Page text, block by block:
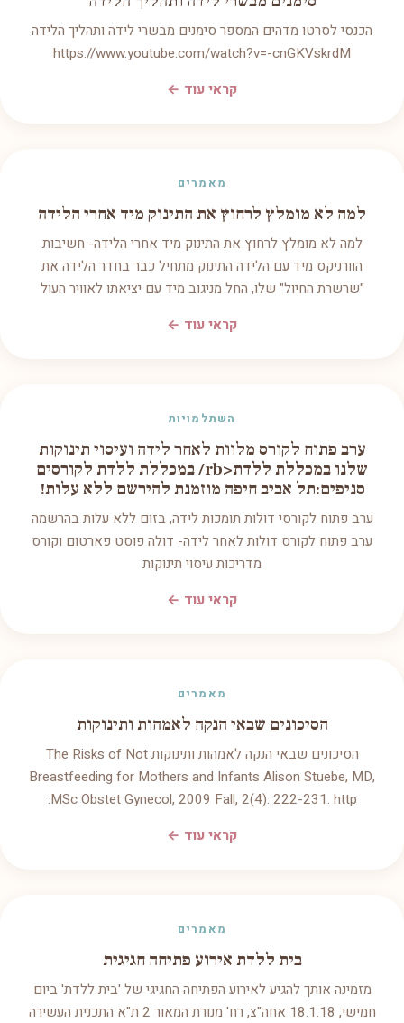
הכנסי לסרטו מדהים המספר סימנים מבשרי לידה ותהליך הלידה
https://www.youtube.com/watch?v=-cnGKVskrdM
קראי עוד ←
מאמרים
למה לא מומלץ לרחוץ את התינוק מיד אחרי הלידה
למה לא מומלץ לרחוץ את התינוק מיד אחרי הלידה- חשיבות
הוורניקס מיד עם הלידה התינוק מתחיל כבר בחדר הלידה את
"שרשרת החיול" שלו, החל מניגוב מיד עם יציאתו לאוויר העול
קראי עוד ←
השתלמויות
ערב פתוח לקורס מלוות לאחר לידה ועיסוי תינוקות
שלנו במכללת ללדת<rb/ במכללת ללדת לקורסים
סניפים:תל אביב חיפה מוזמנת להירשם ללא עלות!
ערב פתוח לקורסי דולות תומכות לידה, בזום ללא עלות בהרשמה
ערב פתוח לקורס דולות לאחר לידה- דולה פוסט פארטום וקורס
מדריכות עיסוי תינוקות
קראי עוד ←
מאמרים
הסיכונים שבאי הנקה לאמהות ותינוקות
הסיכונים שבאי הנקה לאמהות ותינוקות The Risks of Not
Breastfeeding for Mothers and Infants Alison Stuebe, MD,
MSc Obstet Gynecol, 2009 Fall, 2(4): 222-231. http:
קראי עוד ←
מאמרים
בית ללדת אירוע פתיחה חגיגית
מזמינה אותך להגיע לאירוע הפתיחה החגיגי של 'בית ללדת' ביום
חמישי, 18.1.18 אחה"צ, רח' מנורת המאור 2 ת"א התכנית העשירה